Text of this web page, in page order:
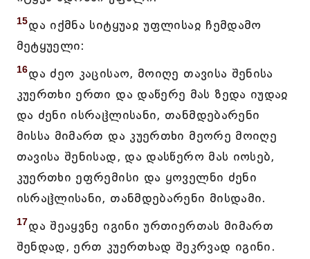
15და იქმნა სიტყუაჲ უფლისაჲ ჩემდამო
მეტყუელი:
16და ძეო კაცისაო, მოიღე თავისა შენისა
კუერთხი ერთი და დაწერე მას ზედა იუდაჲ
და ძენი ისრაჱლისანი, თანმდებარენი
მისსა მიმართ და კუერთხი მეორე მოიღე
თავისა შენისად, და დასწერო მას იოსებ,
კუერთხი ეფრემისი და ყოველნი ძენი
ისრაჱლისანი, თანმდებარენი მისდამი.
17და შეაყვნე იგინი ურთიერთას მიმართ
შენდად, ერთ კუერთხად შეკრვად იგინი.